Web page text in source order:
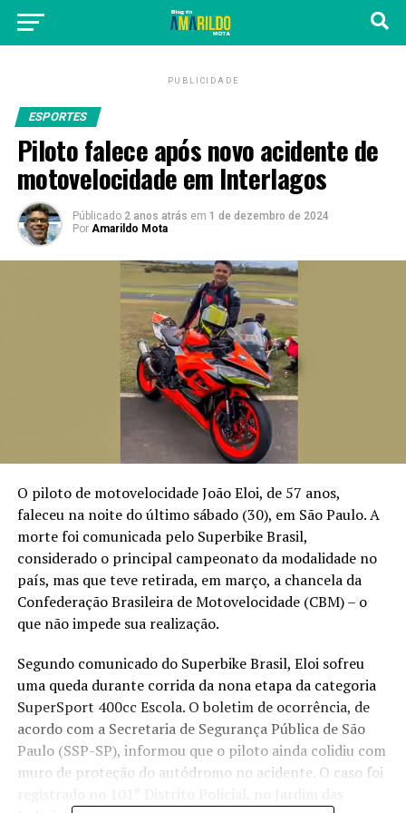
PUBLICIDADE
ESPORTES
Piloto falece após novo acidente de
motovelocidade em Interlagos
Públicado 2 anos atrás em 1 de dezembro de 2024
Por Amarildo Mota
O piloto de motovelocidade João Eloi, de 57 anos,
faleceu na noite do último sábado (30), em São Paulo. A
morte foi comunicada pelo Superbike Brasil,
considerado o principal campeonato da modalidade no
país, mas que teve retirada, em março, a chancela da
Confederação Brasileira de Motovelocidade (CBM) – o
que não impede sua realização.
Segundo comunicado do Superbike Brasil, Eloi sofreu
uma queda durante corrida da nona etapa da categoria
SuperSport 400cc Escola. O boletim de ocorrência, de
acordo com a Secretaria de Segurança Pública de São
Paulo (SSP-SP), informou que o piloto ainda colidiu com
muro de proteção do autódromo no acidente. O caso foi